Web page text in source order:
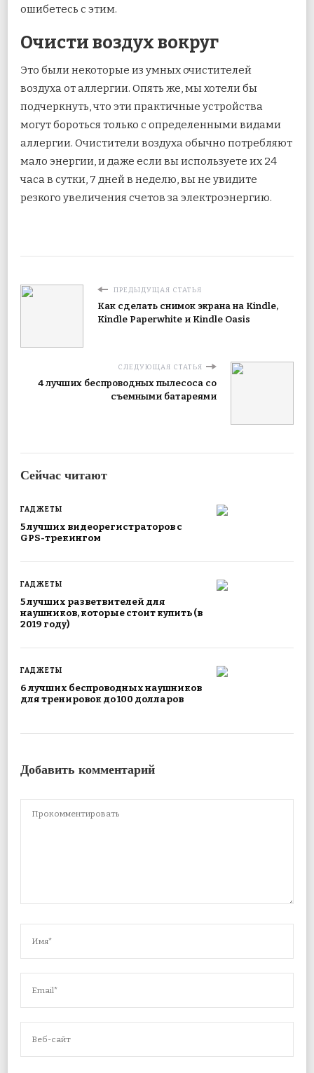
ошибетесь с этим.
Очисти воздух вокруг
Это были некоторые из умных очистителей
воздуха от аллергии. Опять же, мы хотели бы
подчеркнуть, что эти практичные устройства
могут бороться только с определенными видами
аллергии. Очистители воздуха обычно потребляют
мало энергии, и даже если вы используете их 24
часа в сутки, 7 дней в неделю, вы не увидите
резкого увеличения счетов за электроэнергию.
ПРЕДЫДУЩАЯ СТАТЬЯ
Как сделать снимок экрана на Kindle,
Kindle Paperwhite и Kindle Oasis
СЛЕДУЮЩАЯ СТАТЬЯ
4 лучших беспроводных пылесоса со
съемными батареями
Сейчас читают
ГАДЖЕТЫ
5 лучших видеорегистраторов с
GPS-трекингом
ГАДЖЕТЫ
5 лучших разветвителей для
наушников, которые стоит купить (в
2019 году)
ГАДЖЕТЫ
6 лучших беспроводных наушников
для тренировок до 100 долларов
Добавить комментарий